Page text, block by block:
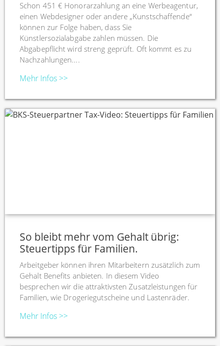
Schon 451 € Honorarzahlung an eine Werbeagentur,
einen Webdesigner oder andere „Kunstschaffende“
können zur Folge haben, dass Sie
Künstlersozialabgabe zahlen müssen. Die
Abgabepflicht wird streng geprüft. Oft kommt es zu
Nachzahlungen....
Mehr Infos >>
So bleibt mehr vom Gehalt übrig:
Steuertipps für Familien.
Arbeitgeber können ihren Mitarbeitern zusätzlich zum
Gehalt Benefits anbieten. In diesem Video
besprechen wir die attraktivsten Zusatzleistungen für
Familien, wie Drogeriegutscheine und Lastenräder.
Mehr Infos >>